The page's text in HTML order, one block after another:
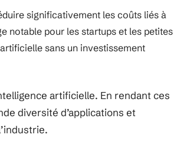
significativement les coûts liés à
notable pour les startups et les petites
sans un investissement
artificielle. En rendant ces
diversité d’applications et